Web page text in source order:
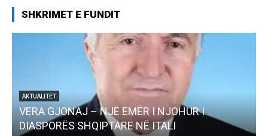
SHKRIMET E FUNDIT
AKTUALITET
Pregaditi Gjin Musa-Rome- Shtator 2025